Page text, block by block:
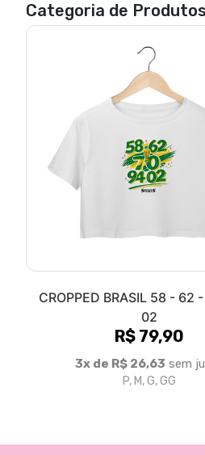
Categoria de
CROPPED BRASIL 58 - 62
02
R$ 79,90
3x de R$ 26,63 sem
P, M, G, GG